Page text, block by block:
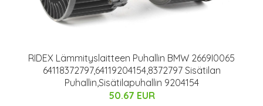
RIDEX Lämmityslaitteen Puhallin BMW 2669I0065
64118372797,64119204154,8372797 Sisätilan
Puhallin,Sisätilapuhallin 9204154
50.67 EUR